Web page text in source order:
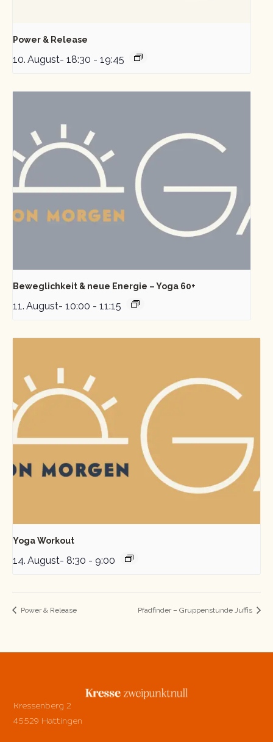
Power & Release
10. August- 18:30 - 19:45
Beweglichkeit & neue Energie – Yoga 60+
11. August- 10:00 - 11:15
Yoga Workout
14. August- 8:30 - 9:00
Power & Release Pfadfinder – Gruppenstunde Juffis
Kressenberg 2
45529 Hattingen